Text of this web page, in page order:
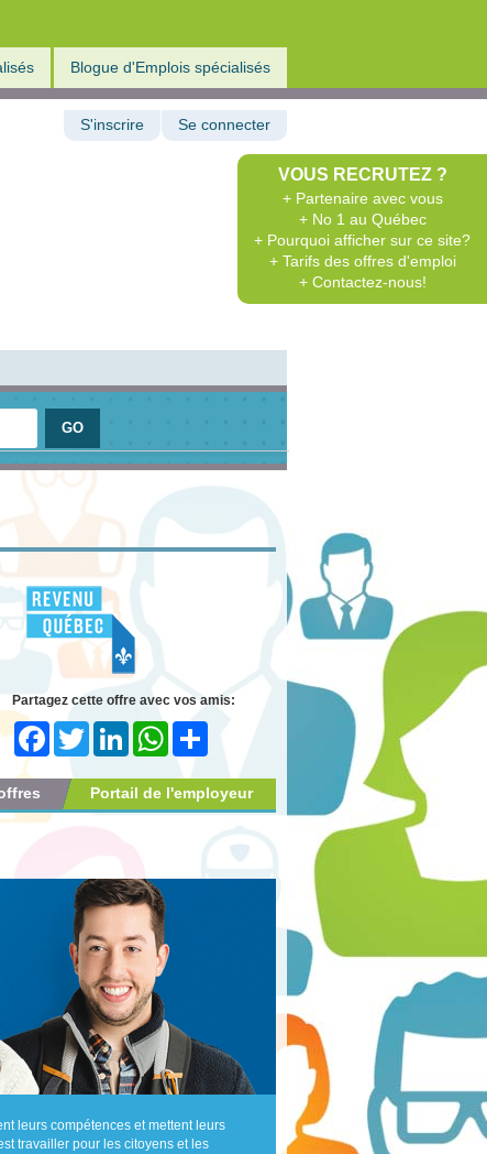
Blogue d'Emplois spécialisés
VOUS RECRUTEZ ?
+ Partenaire avec vous
+ No 1 au Québec
+ Pourquoi afficher sur ce site?
+ Tarifs des offres d'emploi
+ Contactez-nous!
S'inscrire Se connecter
Partagez cette offre avec vos amis:
FacebookTwitter LinkedIn WhatsApp
Portail de l'employeur
leurs compétences et mettent leurs
travailler pour les citoyens et les